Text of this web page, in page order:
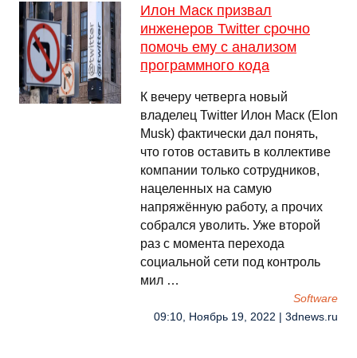
Илон Маск призвал
инженеров Twitter срочно
помочь ему с анализом
программного кода
К вечеру четверга новый
владелец Twitter Илон Маск (Elon
Musk) фактически дал понять,
что готов оставить в коллективе
компании только сотрудников,
нацеленных на самую
напряжённую работу, а прочих
собрался уволить. Уже второй
раз с момента перехода
социальной сети под контроль
мил …
Software
09:10, Ноябрь 19, 2022 | 3dnews.ru